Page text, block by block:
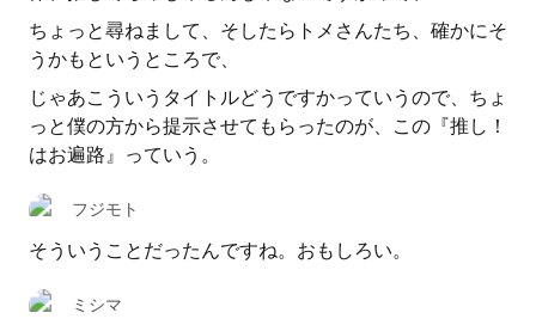
ちょっと尋ねまして、そしたらトメさんたち、確かにそ
うかもというところで、
じゃあこういうタイトルどうですかっていうので、ちょ
っと僕の方から提示させてもらったのが、この『推し！
はお遍路』っていう。
フジモト
そういうことだったんですね。おもしろい。
ミシマ